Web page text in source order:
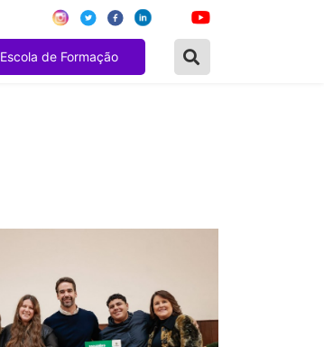
Escola de Formação